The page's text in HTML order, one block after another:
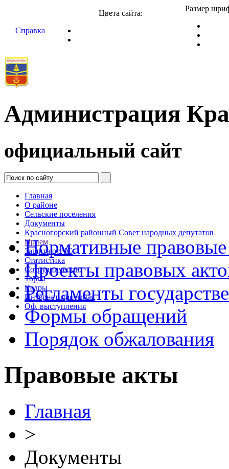
Справка
Цвета сайта:
Размер
Администрация
официальный сайт
Главная
О районе
Сельские поселения
Документы
Красногорский районный Совет народных депутатов
Прием
Защита от ЧС
Статистика
Сотрудничество
Торги
Кадры
Интернет-приемная
Оф. выступления
Нормативные
Проекты правовых
Регламенты
Формы обращений
Порядок обжалования
Правовые акты
Главная
>
Документы